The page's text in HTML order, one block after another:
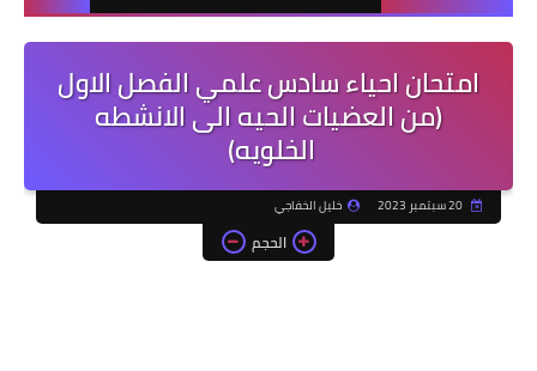
امتحان احياء سادس علمي الفصل الاول
(من العضيات الحيه الى الانشطه
الخلويه)
20 سبتمبر 2023 خليل الخفاجي
الحجم